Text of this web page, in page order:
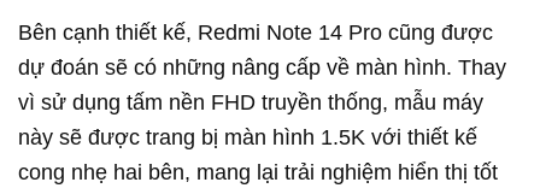
Bên cạnh thiết kế, Redmi Note 14 Pro cũng được
dự đoán sẽ có những nâng cấp về màn hình. Thay
vì sử dụng tấm nền FHD truyền thống, mẫu máy
này sẽ được trang bị màn hình 1.5K với thiết kế
cong nhẹ hai bên, mang lại trải nghiệm hiển thị tốt